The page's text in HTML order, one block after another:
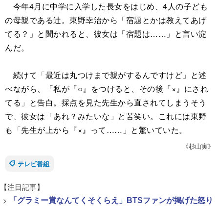
今年4月に中学に入学した長女をはじめ、4人の子ども
の母親である辻。東野幸治から「宿題とかは教えてあげ
てる？」と聞かれると、彼女は「宿題は……」と言い淀
んだ。
続けて「最近は丸つけまで親がするんですけど」と述
べながら、「私が『○』をつけると、その後『×』にされ
てる」と告白。採点を見た先生から直されてしまうそう
で、彼女は「あれ？みたいな」と苦笑い。これには東野
も「先生が上から『×』って……」と驚いていた。
《杉山実》
テレビ番組
【注目記事】
>
「グラミー賞なんてくそくらえ」BTSファンが掲げた怒り